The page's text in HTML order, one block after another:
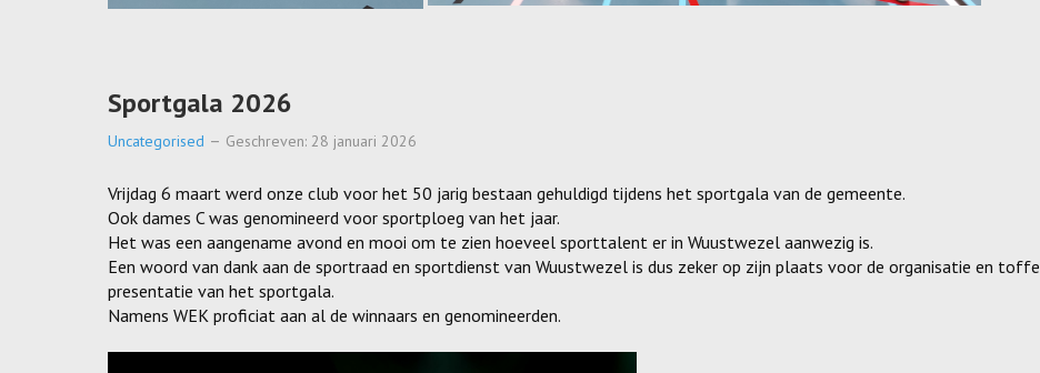
Sportgala 2026
Uncategorised Geschreven: 28 januari 2026
Vrijdag 6 maart werd onze club voor het 50 jarig bestaan gehuldigd tijdens het sportgala van de gemeente.
Ook dames C was genomineerd voor sportploeg van het jaar.
Het was een aangename avond en mooi om te zien hoeveel sporttalent er in Wuustwezel aanwezig is.
Een woord van dank aan de sportraad en sportdienst van Wuustwezel is dus zeker op zijn plaats voor de organisatie en toffe
presentatie van het sportgala.
Namens WEK proficiat aan al de winnaars en genomineerden.